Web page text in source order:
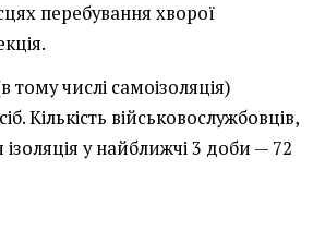
перебування хворої
тому числі самоізоляція)
Кількість військовослужбовців,
ізоляція у найближчі 3 доби — 72